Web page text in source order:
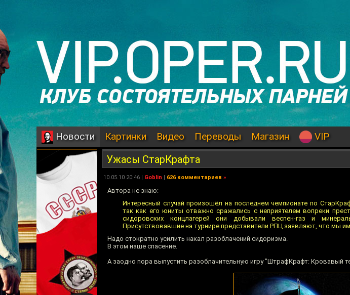
Новости Картинки Видео Переводы Магазин VIP
Ужасы СтарКрафта
10.05.10 20:46 | Goblin | 626 комментариев »
Автора не знаю:
Интересный случай произошёл на последнем чемпионате по
так как его юниты отважно сражались с неприятелем вопреки
сидоровских концлагерей они добывали веспен-газ и
Присутствовавшие на турнире представители РПЦ заявляют, что мы
Надо стократно усилить накал разоблачений сидоризма.
В этом наше спасение.
А заодно пора выпустить разоблачительную игру "ШтрафКрафт: Кровавый